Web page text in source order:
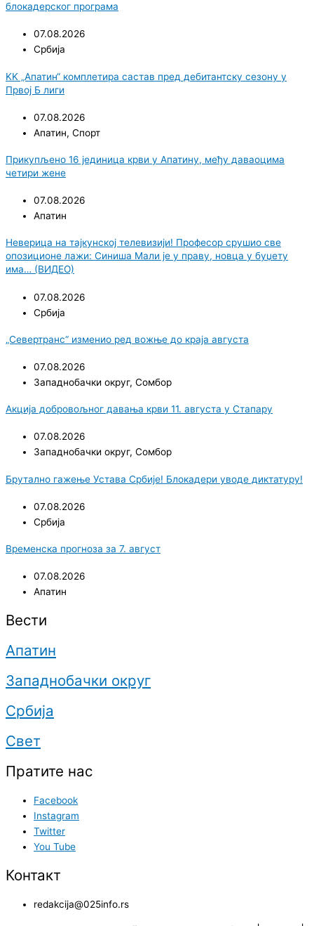
блокадерског програма
07.08.2026
Србија
KK „Апатин“ комплетира састав пред дебитантску сезону у
Првој Б лиги
07.08.2026
Апатин, Спорт
Прикупљено 16 јединица крви у Апатину, међу даваоцима
четири жене
07.08.2026
Апатин
Неверица на тајкунској телевизији! Професор срушио све
опозиционе лажи: Синиша Мали је у праву, новца у буџету
има… (ВИДЕО)
07.08.2026
Србија
„Севертранс“ изменио ред вожње до краја августа
07.08.2026
Западнобачки округ, Сомбор
Акција добровољног давања крви 11. августа у Стапару
07.08.2026
Западнобачки округ, Сомбор
Брутално гажење Устава Србије! Блокадери уводе диктатуру!
07.08.2026
Србија
Временска прогноза за 7. август
07.08.2026
Апатин
Вести
Апатин
Западнобачки округ
Србија
Свет
Пратите нас
Facebook
Instagram
Twitter
You Tube
Контакт
redakcija@025info.rs